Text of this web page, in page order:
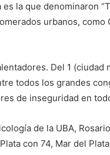
la que denominaron
urbanos, como
Del 1 (ciudad
todos los grandes
de inseguridad en
de la UBA,
con 74, Mar del